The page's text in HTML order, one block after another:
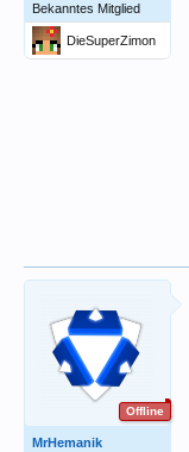
Bekanntes Mitglied
DieSuperZimon
e
Offline
MrHemanik